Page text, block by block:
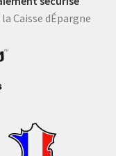
la Caisse dÉpargne